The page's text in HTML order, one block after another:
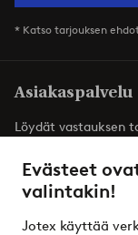
Evästeet
valintakin!
Jotex käyttää
* Katso tarjouksen
Asiakaspalvelu
Löydät vastauksen
Asiakaspalvelu